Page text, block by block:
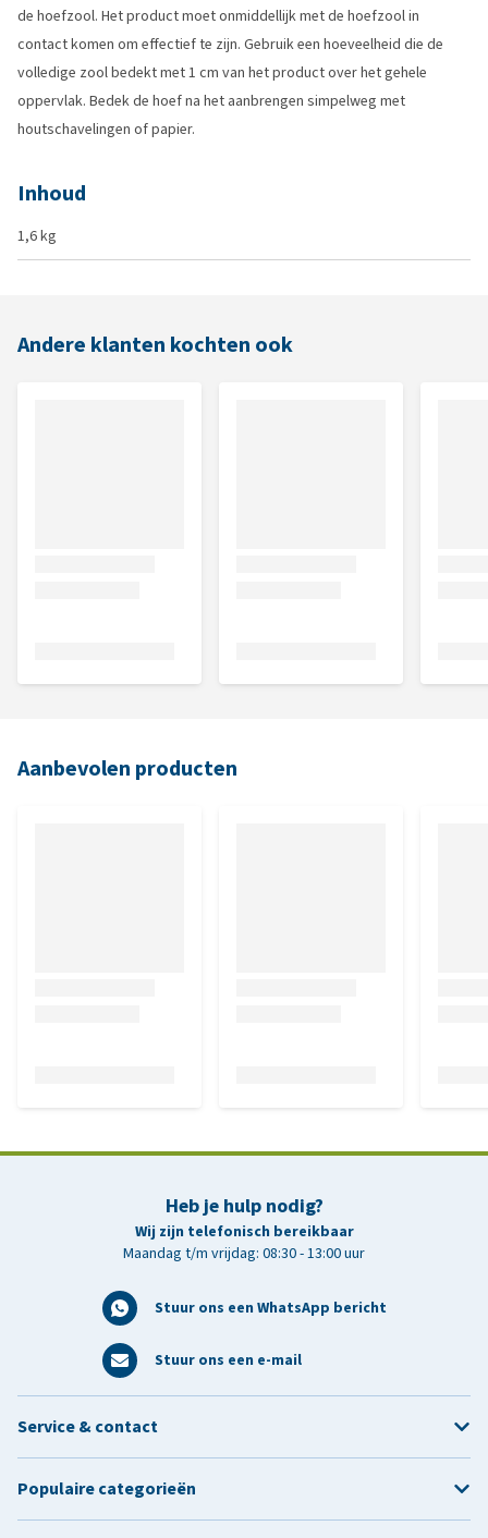
de hoefzool. Het product moet onmiddellijk met de hoefzool in
contact komen om effectief te zijn. Gebruik een hoeveelheid die de
volledige zool bedekt met 1 cm van het product over het gehele
oppervlak. Bedek de hoef na het aanbrengen simpelweg met
houtschavelingen of papier.
Inhoud
1,6 kg
Andere klanten kochten ook
Aanbevolen producten
Heb je hulp nodig?
Wij zijn telefonisch bereikbaar
Maandag t/m vrijdag: 08:30 - 13:00 uur
Stuur ons een WhatsApp bericht
Stuur ons een e-mail
Service & contact
Populaire categorieën